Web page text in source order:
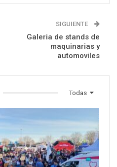
SIGUIENTE
Galeria de stands de
maquinarias y
automoviles
Todas